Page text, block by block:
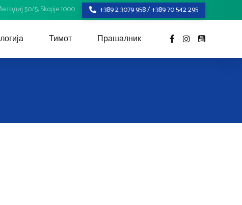
50/5, Skopje 1000 +389 2 3079 958 / +389 70 542 295
Тимот Прашалник